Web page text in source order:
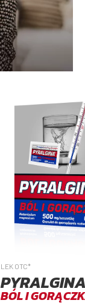
LEK OTC*
BÓL I